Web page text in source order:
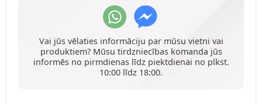
Vai jūs vēlaties informāciju par mūsu vietni vai
produktiem? Mūsu tirdzniecības komanda jūs
informēs no pirmdienas līdz piektdienai no plkst.
10:00 līdz 18:00.